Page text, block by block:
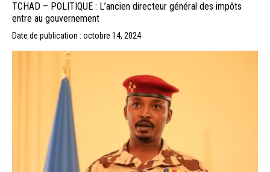
TCHAD – POLITIQUE : L’ancien directeur général des impôts
entre au gouvernement
Date de publication : octobre 14, 2024